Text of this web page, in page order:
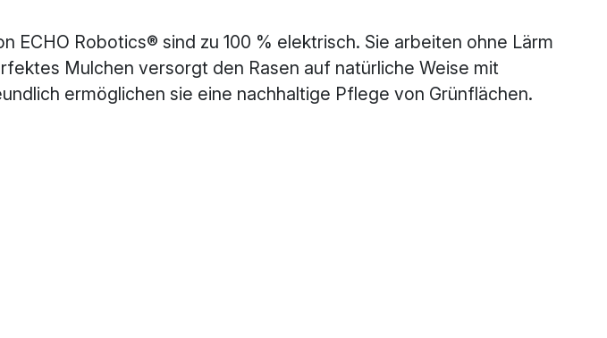
ECHO Robotics® sind zu 100 % elektrisch. Sie arbeiten ohne Lärm
Mulchen versorgt den Rasen auf natürliche Weise mit
ermöglichen sie eine nachhaltige Pflege von Grünflächen.